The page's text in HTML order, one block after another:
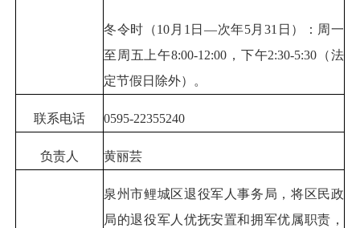
冬令时（10月1日—次年5月31日）：周一
至周五上午8:00-12:00，下午2:30-5:30（法
定节假日除外）。
联系电话 0595-22355240
负责人 黄丽芸
泉州市鲤城区退役军人事务局，将区民政
局的退役军人优抚安置和拥军优属职责，